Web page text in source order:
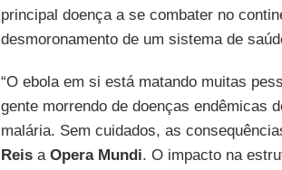
principal doença a se combater no
desmoronamento de um sistema de
“O ebola em si está matando muitas
gente morrendo de doenças endêmicas
malária. Sem cuidados, as
Reisa Opera Mundi. O impacto na